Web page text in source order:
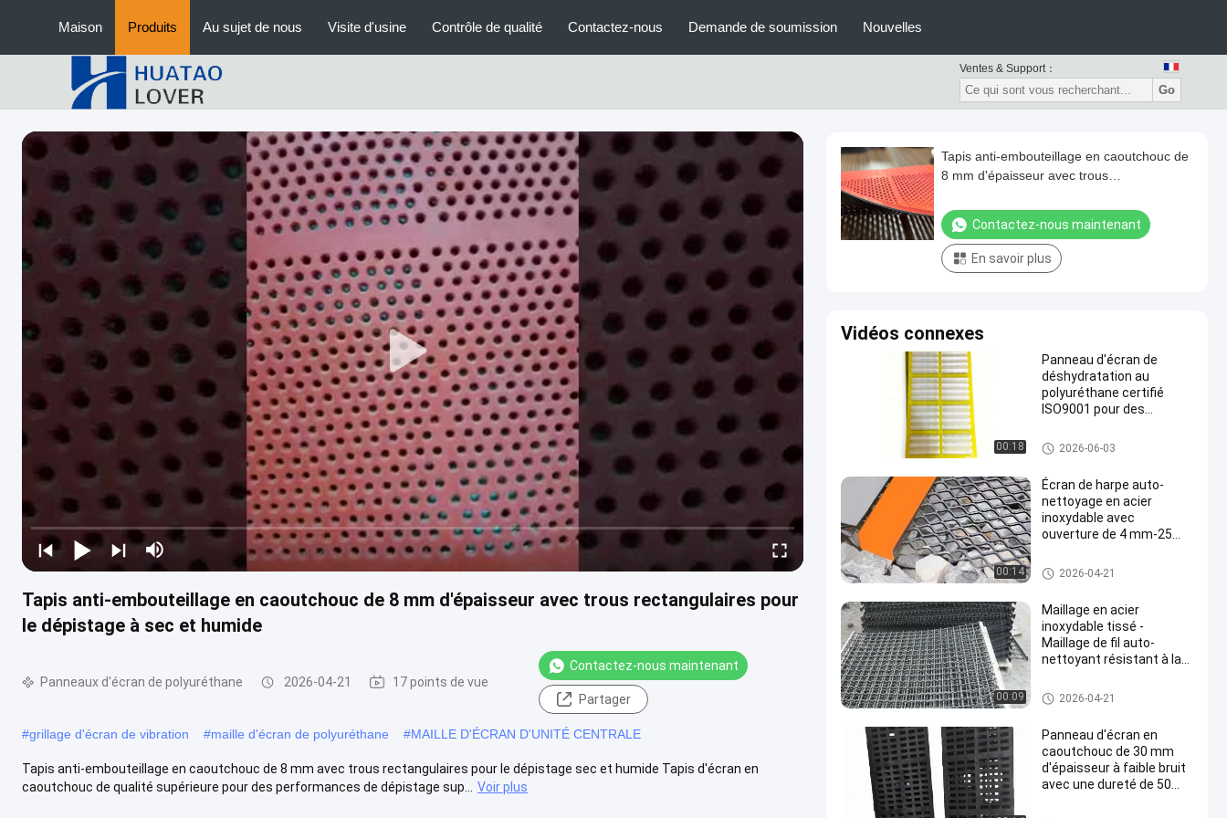
Maison Produits Au sujet de nous Visite d'usine Contrôle de qualité Contactez-nous Demande de soumission Nouvelles
Ventes & Support：
Go
Tapis anti-embouteillage en caoutchouc de 8 mm d'épaisseur avec trous rectangulaires pour
le dépistage à sec et humide
Panneaux d'écran de polyuréthane 2026-04-21 17 points de vue
Contactez-nous maintenant
Partager
#grillage d'écran de vibration #maille d'écran de polyuréthane #MAILLE D'ÉCRAN D'UNITÉ CENTRALE
Tapis anti-embouteillage en caoutchouc de 8 mm avec trous rectangulaires pour le dépistage sec et humide Tapis d'écran en
caoutchouc de qualité supérieure pour des performances de dépistage sup...
Voir plus
Tapis anti-embouteillage en caoutchouc de
8 mm d'épaisseur avec trous
humide
Contactez-nous maintenant
En savoir plus
Vidéos connexes
00:18
Panneau d'écran de
déshydratation au
polyuréthane certifié
ISO9001 pour des
des minéraux à haute
résistance efficaces
Panneaux d'écran de polyuréth
ane
2026-06-03
00:14
Écran de harpe auto-
nettoyage en acier
inoxydable avec
ouverture de 4 mm-25
réglable pour le dépistage
du sable sec
Panneaux d'écran de polyuréth
ane
2026-04-21
00:09
Maillage en acier
inoxydable tissé -
Maillage de fil auto-
nettoyant résistant à la
durée de vie et un
nettoyage facile
Panneaux d'écran de polyuréth
ane
2026-04-21
Panneau d'écran en
caoutchouc de 30 mm
d'épaisseur à faible bruit
avec une dureté de 50